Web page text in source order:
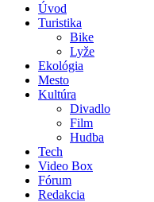
Úvod
Turistika
Bike
Lyže
Ekológia
Mesto
Kultúra
Divadlo
Film
Hudba
Tech
Video Box
Fórum
Redakcia